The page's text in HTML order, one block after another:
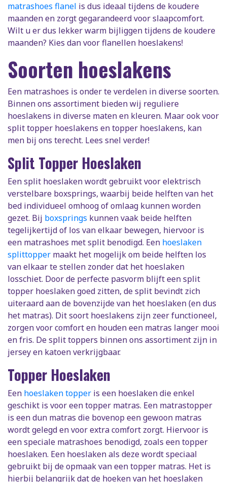
matrashoes flanel is dus ideaal tijdens de koudere
maanden en zorgt gegarandeerd voor slaapcomfort.
Wilt u er dus lekker warm bijliggen tijdens de koudere
maanden? Kies dan voor flanellen hoeslakens!
Soorten hoeslakens
Een matrashoes is onder te verdelen in diverse soorten.
Binnen ons assortiment bieden wij reguliere
hoeslakens in diverse maten en kleuren. Maar ook voor
split topper hoeslakens en topper hoeslakens, kan
men bij ons terecht. Lees snel verder!
Split Topper Hoeslaken
Een split hoeslaken wordt gebruikt voor elektrisch
verstelbare boxsprings, waarbij beide helften van het
bed individueel omhoog of omlaag kunnen worden
gezet. Bij boxsprings kunnen vaak beide helften
tegelijkertijd of los van elkaar bewegen, hiervoor is
een matrashoes met split benodigd. Een hoeslaken
splittopper maakt het mogelijk om beide helften los
van elkaar te stellen zonder dat het hoeslaken
losschiet. Door de perfecte pasvorm blijft een split
topper hoeslaken goed zitten, de split bevindt zich
uiteraard aan de bovenzijde van het hoeslaken (en dus
het matras). Dit soort hoeslakens zijn zeer functioneel,
zorgen voor comfort en houden een matras langer mooi
en fris. De split toppers binnen ons assortiment zijn in
jersey en katoen verkrijgbaar.
Topper Hoeslaken
Een hoeslaken topper is een hoeslaken die enkel
geschikt is voor een topper matras. Een matrastopper
is een dun matras die bovenop een gewoon matras
wordt gelegd en voor extra comfort zorgt. Hiervoor is
een speciale matrashoes benodigd, zoals een topper
hoeslaken. Een hoeslaken als deze wordt speciaal
gebruikt bij de opmaak van een topper matras. Het is
hierbij belangrijk dat de hoeken van het hoeslaken